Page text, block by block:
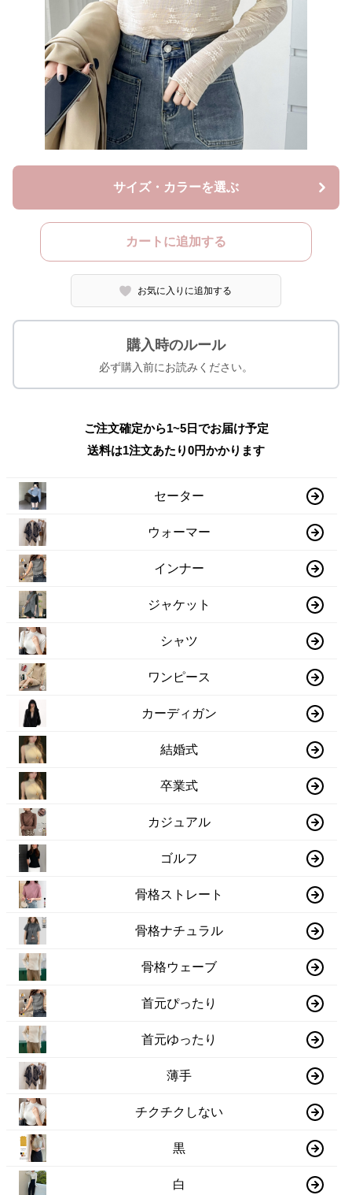
サイズ・カラーを選ぶ
カートに追加する
お気に入りに追加する
購入時のルール
必ず購入前にお読みください。
ご注文確定から1~5日でお届け予定
送料は1注文あたり0円かかります
セーター
ウォーマー
インナー
ジャケット
シャツ
ワンピース
カーディガン
結婚式
卒業式
カジュアル
ゴルフ
骨格ストレート
骨格ナチュラル
骨格ウェーブ
首元ぴったり
首元ゆったり
薄手
チクチクしない
黒
白